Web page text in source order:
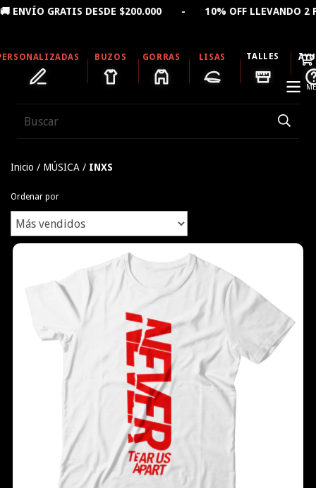
DESDE $200.000 - 10% OFF LLEVANDO 2
BUZOS GORRAS LISAS TALLES
Inicio / MÚSICA / INXS
Ordenar por